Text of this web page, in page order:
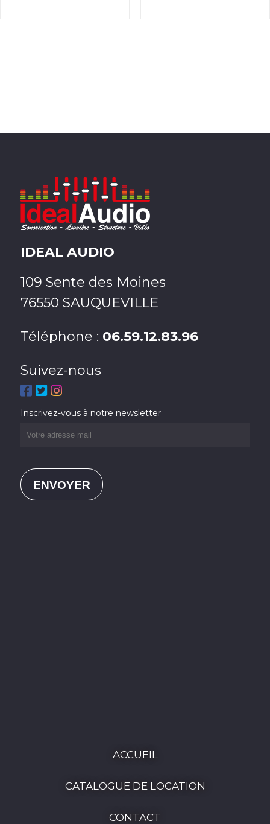
IDEAL AUDIO
109 Sente des Moines
76550 SAUQUEVILLE
Téléphone : 06.59.12.83.96
Suivez-nous
Inscrivez-vous à notre newsletter
ACCUEIL
CATALOGUE DE LOCATION
CONTACT